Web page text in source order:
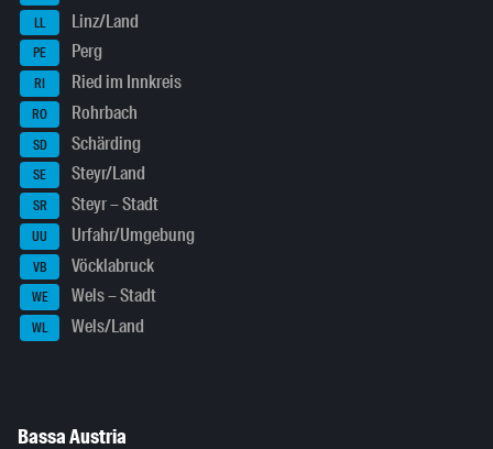
LL Linz/Land
PE Perg
RI Ried im Innkreis
RO Rohrbach
SD Schärding
SE Steyr/Land
SR Steyr – Stadt
UU Urfahr/Umgebung
VB Vöcklabruck
WE Wels – Stadt
WL Wels/Land
Bassa Austria